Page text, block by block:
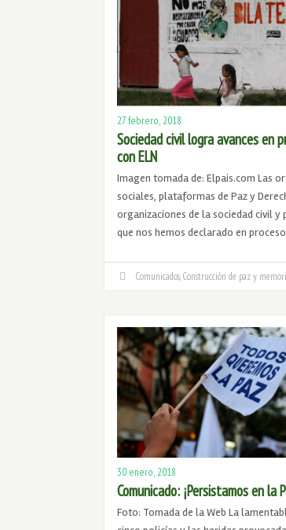
27 febrero, 2018
Sociedad civil logra avances en
con ELN
Imagen tomada de: Elpais.com Las
sociales, plataformas de Paz y
organizaciones de la sociedad civil y
que nos hemos declarado en
Comunicados Construcción de paz y
30 enero, 2018
Comunicado: ¡Persistamos en la
Foto: Tomada de la Web La